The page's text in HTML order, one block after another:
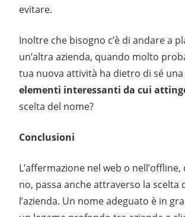
evitare.
Inoltre che bisogno c’è di andare a
un’altra azienda, quando molto
tua nuova attività ha dietro di sé
elementi interessanti da cui
scelta del nome?
Conclusioni
L’affermazione nel web o nell’offline,
no, passa anche attraverso la scelta
l’azienda. Un nome adeguato è in